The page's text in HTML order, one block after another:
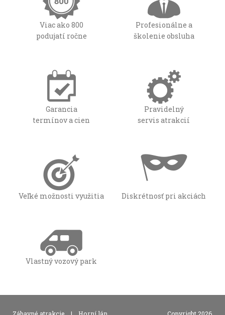
Viac ako 800
podujatí ročne
Profesionálne a
školenie obsluha
Garancia
termínov a cien
Pravidelný
servis atrakcií
Veľké možnosti využitia Diskrétnosť pri akciách
Vlastný vozový park